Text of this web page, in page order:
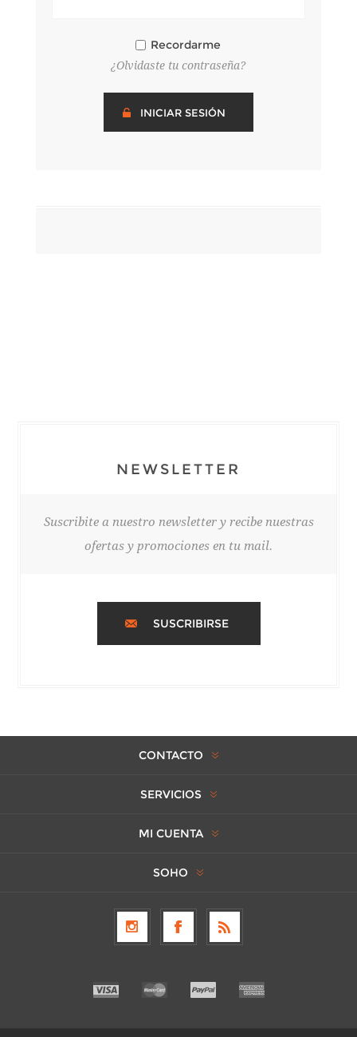
Recordarme
¿Olvidaste tu contraseña?
NEWSLETTER
Suscribite a nuestro newsletter y recibe nuestras
ofertas y promociones en tu mail.
SUSCRIBIRSE
CONTACTO
SERVICIOS
MI CUENTA
SOHO